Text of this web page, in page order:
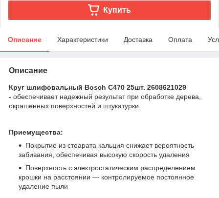
Купить
Описание Характеристики Доставка Оплата
Описание
Круг шлифовальный Bosch C470 25шт. 2608621029
- обеспечивает надежный результат при обработке дерева,
окрашенных поверхностей и штукатурки.
Приемущества:
Покрытие из стеарата кальция снижает вероятность
забивания, обеспечивая высокую скорость удаления
Поверхность с электростатическим распределением
крошки на расстоянии — контролируемое постоянное
удаление пыли